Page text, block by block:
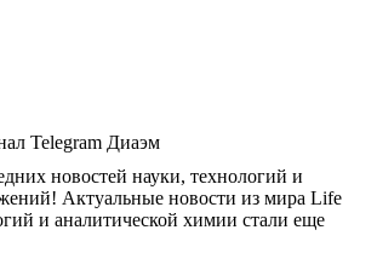
Telegram Диаэм
новостей науки, технологий и
Актуальные новости из мира Life
и аналитической химии стали еще